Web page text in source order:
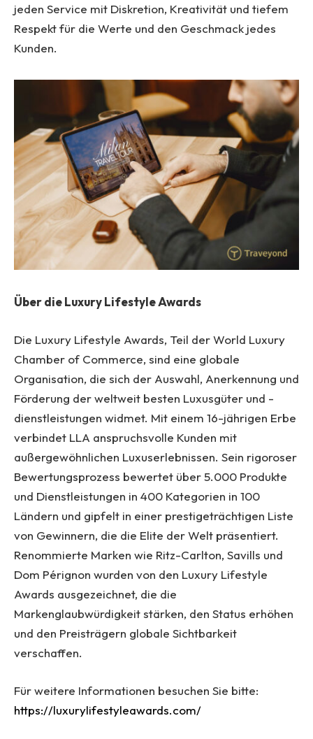
jeden Service mit Diskretion, Kreativität und tiefem
Respekt für die Werte und den Geschmack jedes
Kunden.
Über die Luxury Lifestyle Awards
Die Luxury Lifestyle Awards, Teil der World Luxury
Chamber of Commerce, sind eine globale
Organisation, die sich der Auswahl, Anerkennung und
Förderung der weltweit besten Luxusgüter und -
dienstleistungen widmet. Mit einem 16-jährigen Erbe
verbindet LLA anspruchsvolle Kunden mit
außergewöhnlichen Luxuserlebnissen. Sein rigoroser
Bewertungsprozess bewertet über 5.000 Produkte
und Dienstleistungen in 400 Kategorien in 100
Ländern und gipfelt in einer prestigeträchtigen Liste
von Gewinnern, die die Elite der Welt präsentiert.
Renommierte Marken wie Ritz-Carlton, Savills und
Dom Pérignon wurden von den Luxury Lifestyle
Awards ausgezeichnet, die die
Markenglaubwürdigkeit stärken, den Status erhöhen
und den Preisträgern globale Sichtbarkeit
verschaffen.
Für weitere Informationen besuchen Sie bitte:
https://luxurylifestyleawards.com/